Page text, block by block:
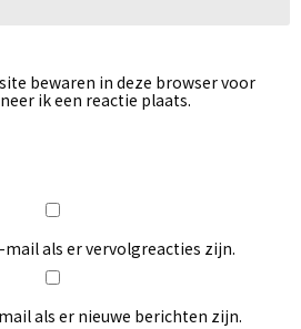
bewaren in deze browser voor
ik een reactie plaats.
als er vervolgreacties zijn.
als er nieuwe berichten zijn.